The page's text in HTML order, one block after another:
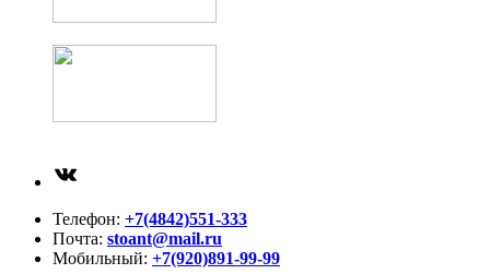
Телефон: +7(4842)551-333
Почта: stoant@mail.ru
Мобильный: +7(920)891-99-99